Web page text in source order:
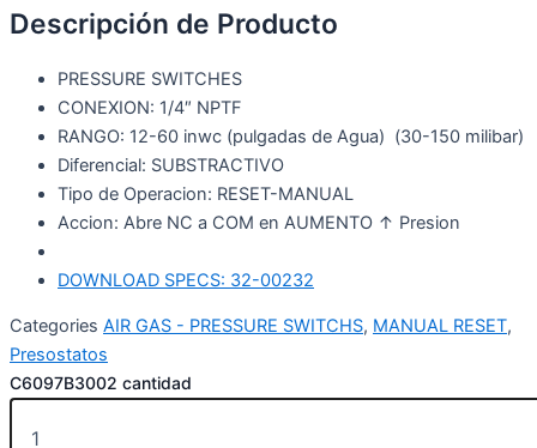
Descripción de Producto
PRESSURE SWITCHES
CONEXION: 1/4″ NPTF
RANGO: 12-60 inwc (pulgadas de Agua) (30-150 milibar)
Diferencial: SUBSTRACTIVO
Tipo de Operacion: RESET-MANUAL
Accion: Abre NC a COM en AUMENTO ↑ Presion
DOWNLOAD SPECS: 32-00232
Categories AIR GAS - PRESSURE SWITCHS, MANUAL RESET,
Presostatos
C6097B3002 cantidad